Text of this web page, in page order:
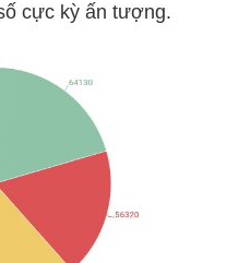
cực kỳ ấn tượng.